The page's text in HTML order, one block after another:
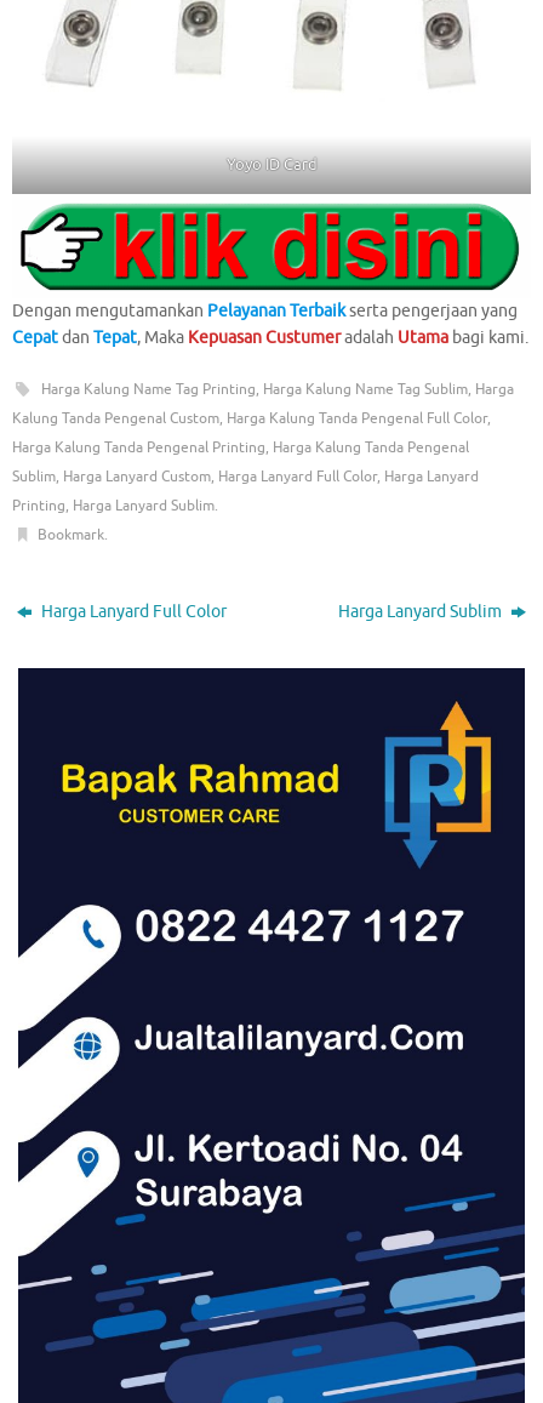
Yoyo ID Card
Dengan mengutamankan Pelayanan Terbaikserta pengerjaan yang
Cepatdan Tepat, Maka Kepuasan Custumeradalah Utama bagi kami.
Harga Kalung Name Tag Printing, Harga Kalung Name Tag Sublim, Harga
Kalung Tanda Pengenal Custom, Harga Kalung Tanda Pengenal Full Color,
Harga Kalung Tanda Pengenal Printing, Harga Kalung Tanda Pengenal
Sublim, Harga Lanyard Custom, Harga Lanyard Full Color, Harga Lanyard
Printing, Harga Lanyard Sublim.
Bookmark.
Harga Lanyard Full Color Harga Lanyard Sublim